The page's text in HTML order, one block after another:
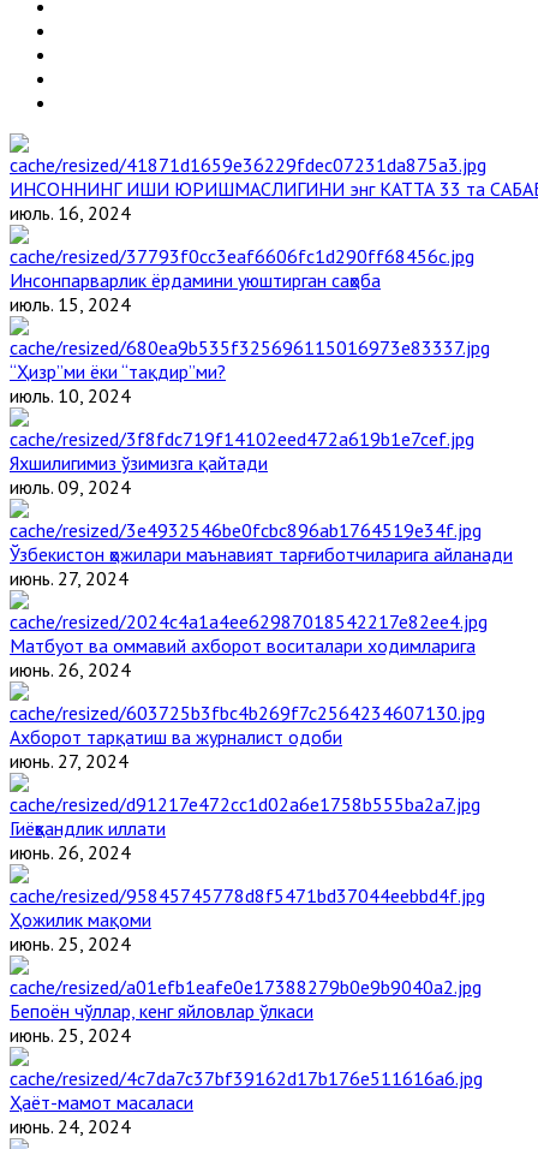
ИНСОННИНГ ИШИ ЮРИШМАСЛИГИНИ энг КАТТА 33 та
июль. 16, 2024
Инсонпарварлик ёрдамини уюштирган саҳоба
июль. 15, 2024
“Ҳизр”ми ёки “тақдир”ми?
июль. 10, 2024
Яхшилигимиз ўзимизга қайтади
июль. 09, 2024
Ўзбекистон ҳожилари маънавият тарғиботчиларига айланади
июнь. 27, 2024
Матбуот ва оммавий ахборот воситалари ходимларига
июнь. 26, 2024
Ахборот тарқатиш ва журналист одоби
июнь. 27, 2024
Гиёҳвандлик иллати
июнь. 26, 2024
Ҳожилик мақоми
июнь. 25, 2024
Бепоён чўллар, кенг яйловлар ўлкаси
июнь. 25, 2024
Ҳаёт-мамот масаласи
июнь. 24, 2024